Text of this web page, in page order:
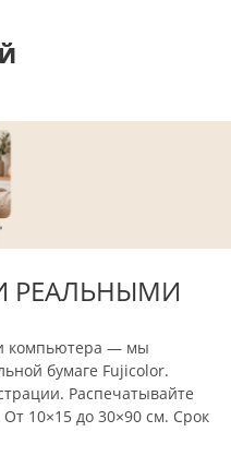
РЕАЛЬНЫМИ
компьютера — мы
бумаге Fujicolor.
Распечатывайте
От 10×15 до 30×90 см. Срок